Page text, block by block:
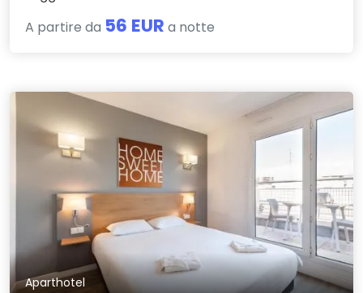
A partire da 56 EUR a notte
Aparthotel